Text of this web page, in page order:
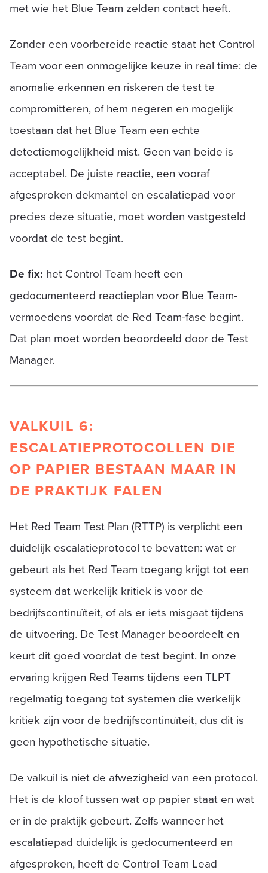
met wie het Blue Team zelden contact heeft.
Zonder een voorbereide reactie staat het Control
Team voor een onmogelijke keuze in real time: de
anomalie erkennen en riskeren de test te
compromitteren, of hem negeren en mogelijk
toestaan dat het Blue Team een echte
detectiemogelijkheid mist. Geen van beide is
acceptabel. De juiste reactie, een vooraf
afgesproken dekmantel en escalatiepad voor
precies deze situatie, moet worden vastgesteld
voordat de test begint.
De fix: het Control Team heeft een
gedocumenteerd reactieplan voor Blue Team-
vermoedens voordat de Red Team-fase begint.
Dat plan moet worden beoordeeld door de Test
Manager.
VALKUIL 6:
ESCALATIEPROTOCOLLEN DIE
OP PAPIER BESTAAN MAAR IN
DE PRAKTIJK FALEN
Het Red Team Test Plan (RTTP) is verplicht een
duidelijk escalatieprotocol te bevatten: wat er
gebeurt als het Red Team toegang krijgt tot een
systeem dat werkelijk kritiek is voor de
bedrijfscontinuïteit, of als er iets misgaat tijdens
de uitvoering. De Test Manager beoordeelt en
keurt dit goed voordat de test begint. In onze
ervaring krijgen Red Teams tijdens een TLPT
regelmatig toegang tot systemen die werkelijk
kritiek zijn voor de bedrijfscontinuïteit, dus dit is
geen hypothetische situatie.
De valkuil is niet de afwezigheid van een protocol.
Het is de kloof tussen wat op papier staat en wat
er in de praktijk gebeurt. Zelfs wanneer het
escalatiepad duidelijk is gedocumenteerd en
afgesproken, heeft de Control Team Lead